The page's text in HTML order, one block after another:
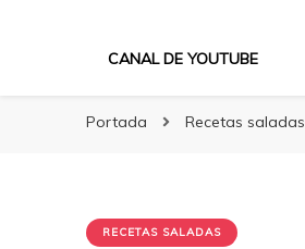
CANAL DE YOUTUBE
Portada Recetas saladas
RECETAS SALADAS